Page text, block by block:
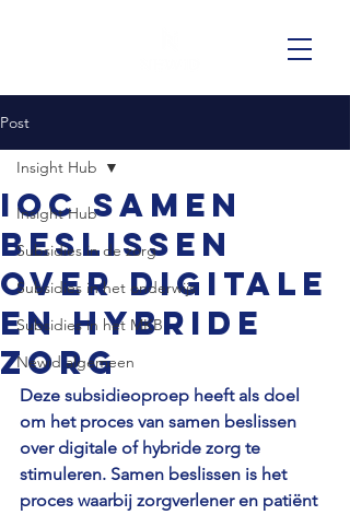
Post
Insight Hub
Subsidies in de zorg
Subsidies in het onderwijs
Subsidies in het MKB
Newid algemeen
Insight Hub
IOC Samen
beslissen
over digitale
en hybride
zorg
Deze subsidieoproep heeft als doel
om het proces van samen beslissen
over digitale of hybride zorg te
stimuleren. Samen beslissen is het
proces waarbij zorgverlener en patiënt